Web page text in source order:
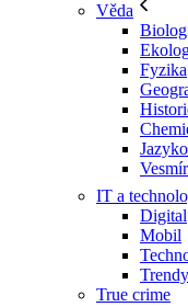
Věda
Fyzika
Vesmír
IT a
Digital
Mobil
Trendy
True crime